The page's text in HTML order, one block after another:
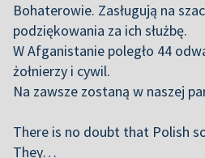
Bohaterowie. Zasługują na
podziękowania za ich służbę.
W Afganistanie poległo 44
żołnierzy i cywil.
Na zawsze zostaną w naszej
There is no doubt that Polish
They…